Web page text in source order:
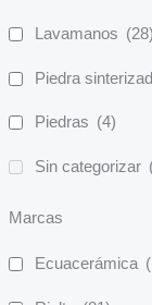
Lavamanos (28)
Piedra
Piedras (4)
Sin categorizar
Marcas
Ecuacerámica